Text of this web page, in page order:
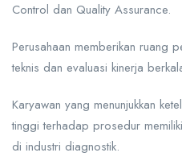
Control dan Quality Assurance.
Perusahaan memberikan ruang
teknis dan evaluasi kinerja
Karyawan yang menunjukkan
tinggi terhadap prosedur
di industri diagnostik.